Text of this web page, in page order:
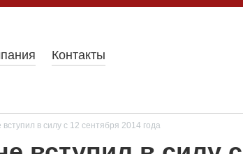
Контакты
в силу с 12 сентября 2014 года